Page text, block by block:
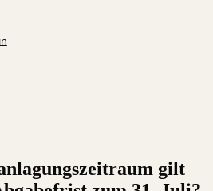
gilt